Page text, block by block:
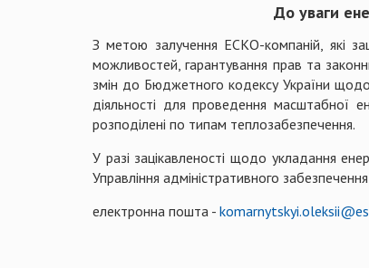
До уваги
З метою залучення ЕСКО-компаній, які
можливостей, гарантування прав та
змін до Бюджетного кодексу України щодо
діяльності для проведення масштабної
розподілені по типам теплозабезпечення.
У разі зацікавленості щодо укладання
Управління адміністративного
електронна пошта -